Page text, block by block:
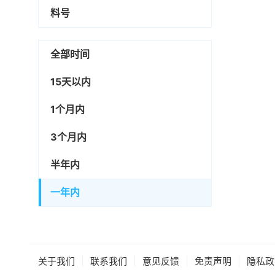
料号
全部时间
15天以内
1个月内
3个月内
半年内
一年内
关于我们 联系我们 意见反馈 免责声明 隐私